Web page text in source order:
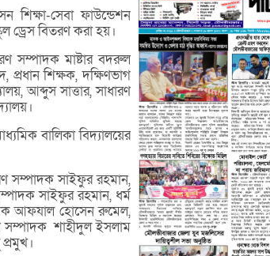
শিক্ষা-সেবা ফাউন্ডেশন
ড্রেস বিতরণ করা হয়।
সম্পাদক মাষ্টার বদরুল
শিক্ষক, দক্ষিণভাগ
আব্দুস সাত্তার, সাধারণ
বালিকা বিদ্যালয়ের
সম্পাদক সাইফুর রহমান,
সাইফুর রহমান, ধর্ম
আফযাল হোসেন রুমেল,
সম্পাদক শাহীদুল ইসলাম